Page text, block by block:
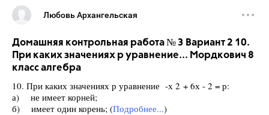
Любовь Архангельская
Домашняя контрольная работа № 3 Вариант 2 10.
При каких значениях р уравнение... Мордкович 8
класс алгебра
10. При каких значениях р уравнение -х 2 + 6х - 2 = р:
а) не имеет корней;
б) имеет один корень; (Подробнее...)